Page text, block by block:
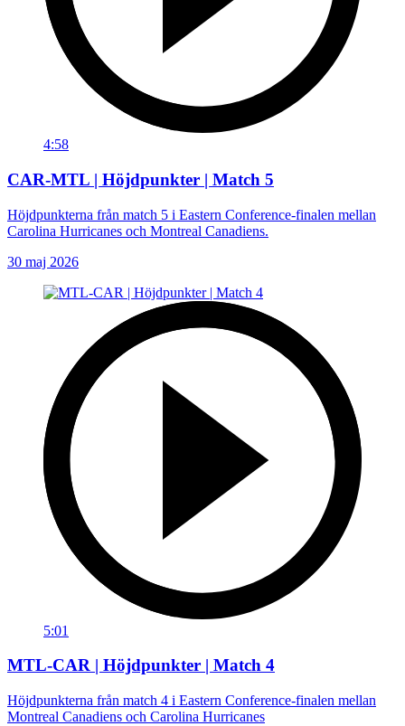
4:58
CAR-MTL | Höjdpunkter | Match 5
Höjdpunkterna från match 5 i Eastern Conference-finalen mellan
Carolina Hurricanes och Montreal Canadiens.
30 maj 2026
5:01
MTL-CAR | Höjdpunkter | Match 4
Höjdpunkterna från match 4 i Eastern Conference-finalen mellan
Montreal Canadiens och Carolina Hurricanes